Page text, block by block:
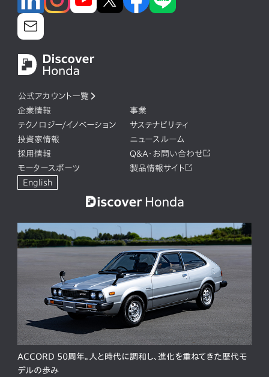
公式アカウント一覧
企業情報
事業
テクノロジー/イノベーション
サステナビリティ
投資家情報
ニュースルーム
採用情報
Q&A・お問い合わせ
モータースポーツ
製品情報サイト
English
ACCORD 50周年。人と時代に調和し、進化を重ねてきた歴代モ
デルの歩み